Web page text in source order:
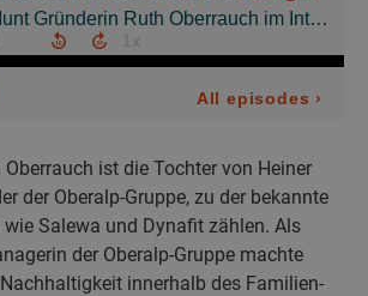
Oberrauch ist die Tochter von Heiner
der Oberalp-Gruppe, zu der bekannte
Salewa und Dynafit zählen. Als
der Oberalp-Gruppe machte
innerhalb des Familien-